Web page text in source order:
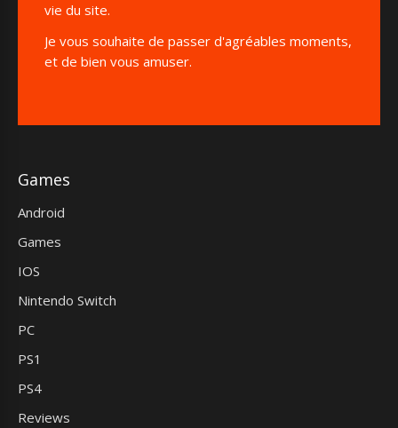
vie du site.
Je vous souhaite de passer d'agréables moments,
et de bien vous amuser.
Games
Android
Games
IOS
Nintendo Switch
PC
PS1
PS4
Reviews